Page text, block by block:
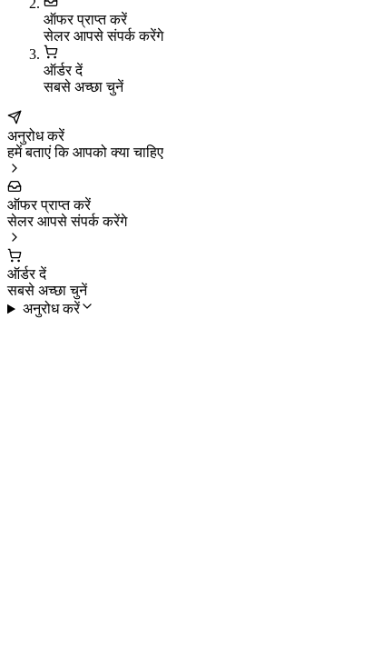
ऑफर प्राप्त करें
सेलर आपसे संपर्क करेंगे
ऑर्डर दें
सबसे अच्छा चुनें
अनुरोध करें
हमें बताएं कि आपको क्या चाहिए
ऑफर प्राप्त करें
सेलर आपसे संपर्क करेंगे
ऑर्डर दें
सबसे अच्छा चुनें
अनुरोध करें